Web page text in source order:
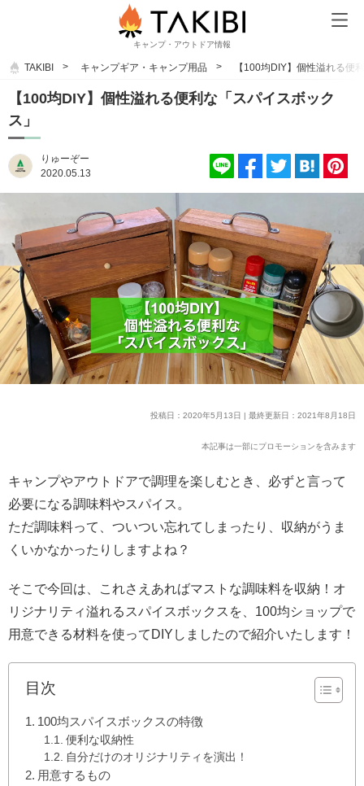
キャンプ・アウトドア情報
TAKIBI キャンプギア・キャンプ用品 【100均DIY】個性溢れる便
【100均DIY】個性溢れる便利な「スパイスボック
ス」
りゅーぞー
2020.05.13
投稿日：2020年5月13日 | 最終更新日：2021年8月18日
本記事は一部にプロモーションを含みます
キャンプやアウトドアで調理を楽しむとき、必ずと言って
必要になる調味料やスパイス。
ただ調味料って、ついつい忘れてしまったり、収納がうま
くいかなかったりしますよね？
そこで今回は、これさえあればマストな調味料を収納！オ
リジナリティ溢れるスパイスボックスを、100均ショップで
用意できる材料を使ってDIYしましたので紹介いたします！
目次
100均スパイスボックスの特徴
便利な収納性
自分だけのオリジナリティを演出！
用意するもの